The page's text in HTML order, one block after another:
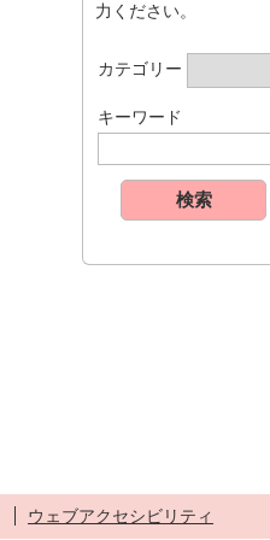
力ください。
カテゴリー
キーワード
ウェブアクセシビリティ